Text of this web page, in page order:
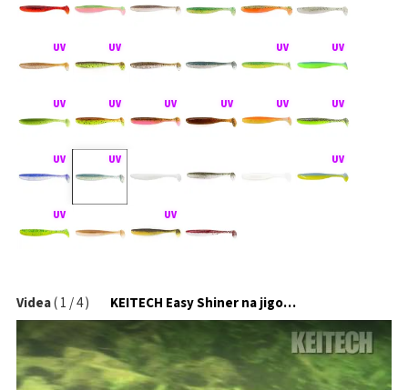
Videa(1/4) KEITECH Easy Shiner na jigové hlavičce